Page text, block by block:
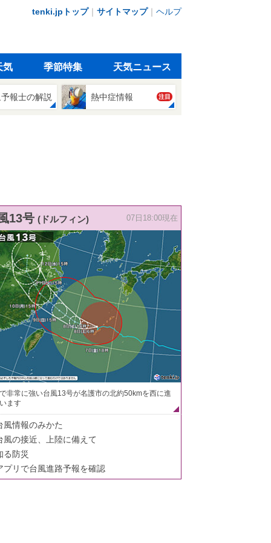
tenki.jpトップ｜ サイトマップ｜ ヘルプ
気 季節特集 天気ニュース
報士の解説 熱中症情報 注目
13号 (ドルフィン) 07日18:00現在
非常に強い台風13号が名護市の北約50kmを西に進
ます
風情報のみかた
風の接近、上陸に備えて
る防災
プリで台風進路予報を確認